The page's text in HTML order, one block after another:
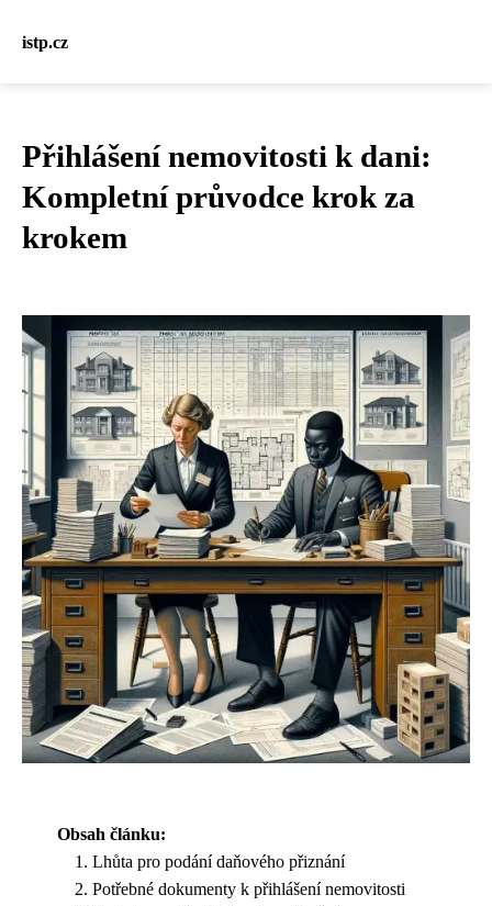
istp.cz
Přihlášení nemovitosti k dani:
Kompletní průvodce krok za
krokem
Obsah článku:
Lhůta pro podání daňového přiznání
Potřebné dokumenty k přihlášení nemovitosti